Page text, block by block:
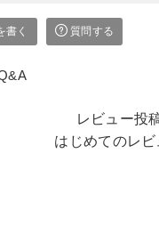
書く 質問する
レビュー投
はじめてのレ